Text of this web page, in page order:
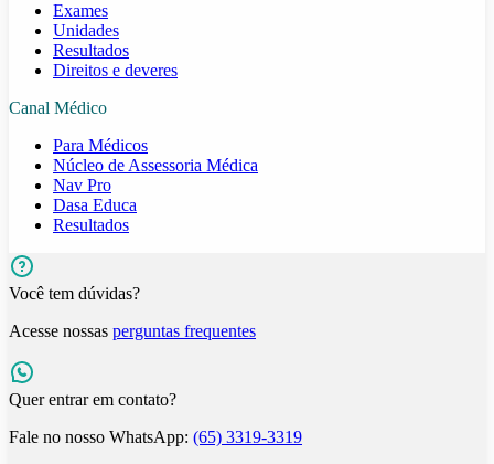
Exames
Unidades
Resultados
Direitos e deveres
Canal Médico
Para Médicos
Núcleo de Assessoria Médica
Nav Pro
Dasa Educa
Resultados
Você tem dúvidas?
Acesse nossas perguntas frequentes
Quer entrar em contato?
Fale no nosso WhatsApp: (65) 3319-3319